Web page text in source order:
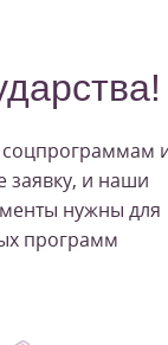
соцпрограммам
заявку, и наши
нужны для
программ